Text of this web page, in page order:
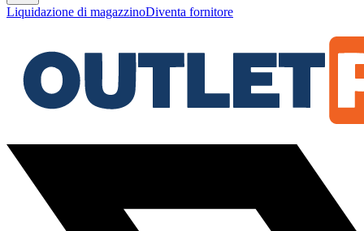
Liquidazione di magazzinoDiventa fornitore